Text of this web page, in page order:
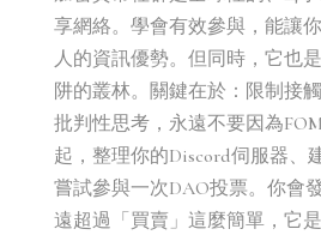
享網絡。學會有效參與，能讓
人的資訊優勢。但同時，它也
阱的叢林。關鍵在於：限制接
批判性思考，永遠不要因為
起，整理你的Discord伺服器、
嘗試參與一次DAO投票。你會
遠超過「買賣」這麼簡單，它